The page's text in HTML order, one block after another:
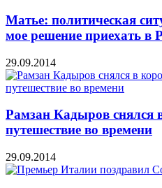
Матье: политическая
мое решение приехать в
29.09.2014
Рамзан Кадыров снялся
путешествие во времени
29.09.2014